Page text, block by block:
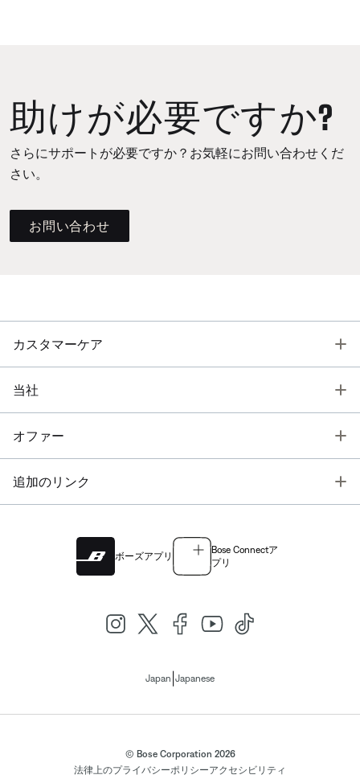
助けが必要ですか?
さらにサポートが必要ですか？お気軽にお問い合わせくだ
さい。
お問い合わせ
カスタマーケア
当社
オファー
追加のリンク
ボーズアプリ
Bose Connectア
プリ
Japan Japanese
© Bose Corporation 2026
法律上のプライバシーポリシーアクセシビリティ